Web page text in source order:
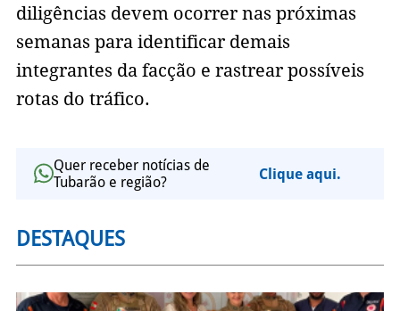
diligências devem ocorrer nas próximas
semanas para identificar demais
integrantes da facção e rastrear possíveis
rotas do tráfico.
Quer receber notícias de
Tubarão e região?
Clique aqui.
DESTAQUES